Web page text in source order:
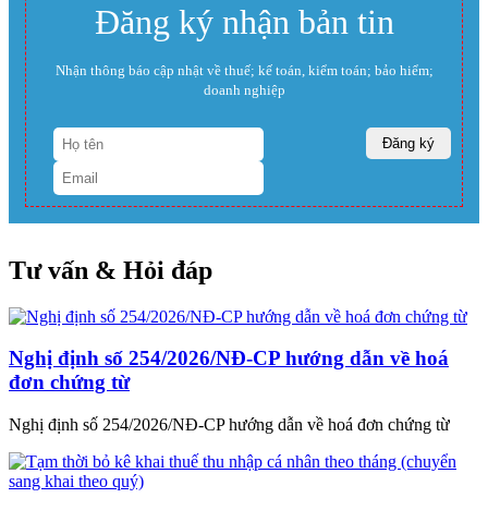
Đăng ký nhận bản tin
Nhận thông báo cập nhật về thuế; kế toán, kiểm toán; bảo hiểm;
doanh nghiệp
Tư vấn & Hỏi đáp
Nghị định số 254/2026/NĐ-CP hướng dẫn về hoá
đơn chứng từ
Nghị định số 254/2026/NĐ-CP hướng dẫn về hoá đơn chứng từ